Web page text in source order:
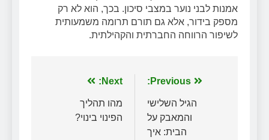
אמנות לבני נוער במצבי סיכון. בכך, הוא לא רק
מספק בידור, אלא גם תורם תרומה משמעותית
לשיפור הרווחה החברתית והקהילתית.
ניווט Previous:
הגיל השלישי
והמאבק על
הבית: איך
Next:
מהו תהליך
הפינוי בינוי?